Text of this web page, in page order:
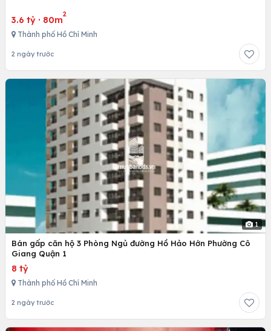
3.6 tỷ · 80m
2
Thành phố Hồ Chí Minh
2 ngày trước
1
Bán gấp căn hộ 3 Phòng Ngủ đường Hồ Hảo Hớn Phường Cô
Giang Quận 1
8 tỷ
Thành phố Hồ Chí Minh
2 ngày trước